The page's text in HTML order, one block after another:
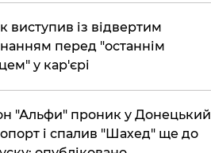
виступив із відвертим
перед "останнім
у кар'єрі
"Альфи" проник у Донецький
і спалив "Шахед" ще до